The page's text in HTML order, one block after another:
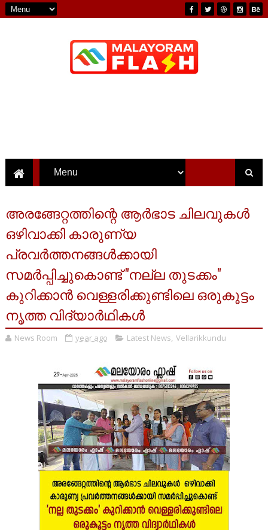
അരങ്ങേറ്റത്തിന്റെ ആർഭാട ചിലവുകൾ
ഒഴിവാക്കി കാരുണ്യ
പ്രവർത്തനങ്ങൾക്കായി
സമർപ്പിച്ചുകൊണ്ട് "നല്ല തുടക്കം"
കുറിക്കാൻ വെള്ളരിക്കുണ്ടിലെ ഒരുകൂട്ടം
നൃത്ത വിദ്യാർഥികൾ
News Room year ago Latest News, Vellarikkundu